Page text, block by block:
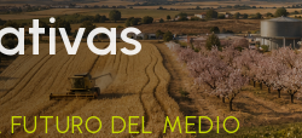
DEL MEDIO